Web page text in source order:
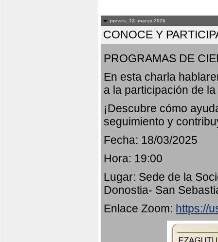
jueves, 13. marzo 2025
CONOCE Y
PROGRAMAS DE
En esta charla
a la participación de
¡Descubre cómo
seguimiento y
Fecha: 18/03/2025
Hora: 19:00
Lugar: Sede de la
Donostia- San
Enlace Zoom: https://